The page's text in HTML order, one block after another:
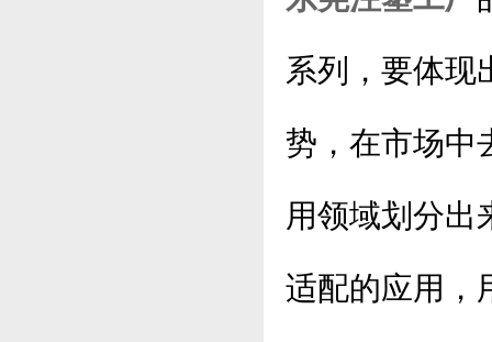
系列，要体现
势，在市场中
用领域划分出
适配的应用，